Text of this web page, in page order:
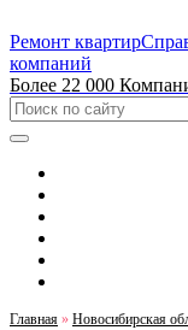
Ремонт квартир
компаний
Более 22 000
Главная » Новосибирская